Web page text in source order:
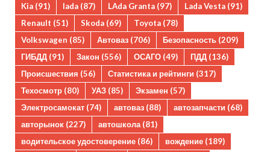
Kia (91) lada (87) LAda Granta (97) Lada Vesta (91)
Renault (51) Skoda (69) Toyota (78)
Volkswagen (85) Автоваз (706) Безопасность (209)
ГИБДД (91) Закон (556) ОСАГО (49) ПДД (136)
Происшествия (56) Статистика и рейтинги (317)
Техосмотр (80) УАЗ (85) Экзамен (57)
Электросамокат (74) автоваз (88) автозапчасти (68)
авторынок (227) автошкола (81)
водительское удостоверение (86) вождение (189)